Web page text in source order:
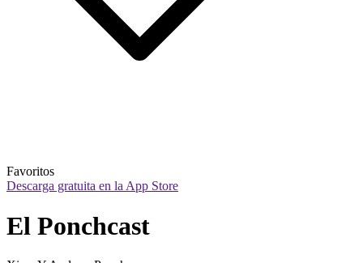
Favoritos
Descarga gratuita en la App Store
El Ponchcast